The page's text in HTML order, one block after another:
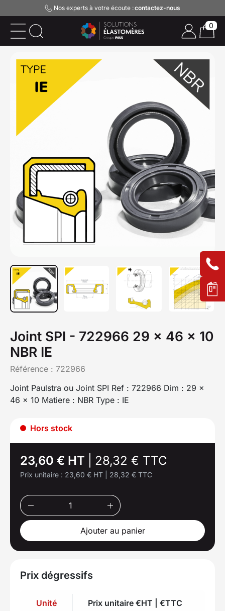
Nos experts à votre écoute :contactez-nous
Joint SPI - 722966 29 x 46 x 10
NBR IE
Référence : 722966
Joint Paulstra ou Joint SPI Ref : 722966 Dim : 29 x
46 x 10 Matiere : NBR Type : IE
Hors stock
23,60 € HT 28,32 € TTC
Prix unitaire : 23,60 € HT 28,32 € TTC
Ajouter au panier
Prix dégressifs
Unité
Prix unitaire €HT | €TTC
0